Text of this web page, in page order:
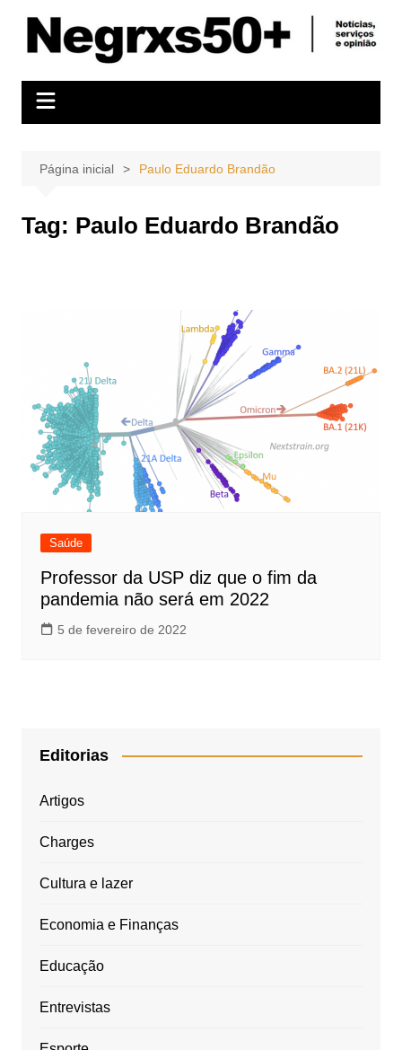
conteúdo
Página inicial Paulo Eduardo Brandão
Tag: Paulo Eduardo Brandão
Saúde
Professor da USP diz que o fim da
pandemia não será em 2022
5 de fevereiro de 2022
Editorias
Artigos
Charges
Cultura e lazer
Economia e Finanças
Educação
Entrevistas